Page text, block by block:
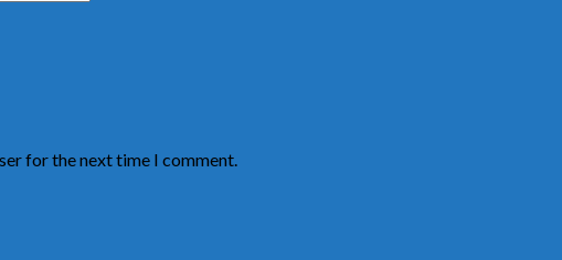
for the next time I comment.